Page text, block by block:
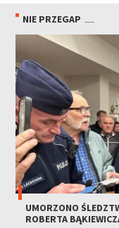
NIE PRZEGAP
UMORZONO
ROBERTA